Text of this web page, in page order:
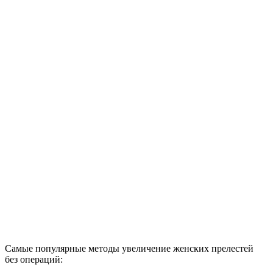
Самые популярные методы увеличение женских прелестей
без операций: